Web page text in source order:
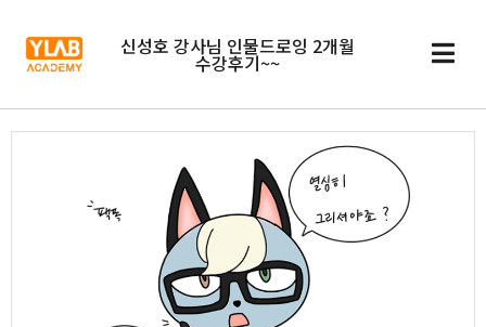
신성호 강사님 인물드로잉 2개월
수강후기~~